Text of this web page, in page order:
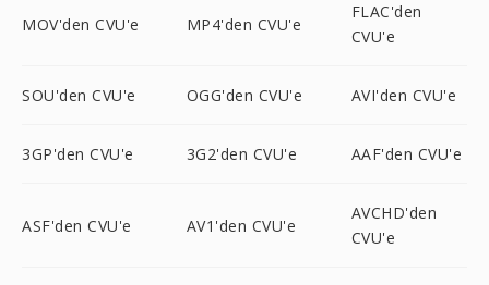
MOV'den CVU'e MP4'den CVU'e
FLAC'den
CVU'e
SOU'den CVU'e OGG'den CVU'e AVI'den CVU'e
3GP'den CVU'e 3G2'den CVU'e AAF'den CVU'e
ASF'den CVU'e AV1'den CVU'e
AVCHD'den
CVU'e